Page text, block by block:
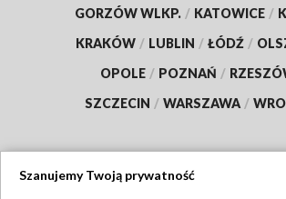
GORZÓW WLKP. / KATOWICE /
KRAKÓW / LUBLIN / ŁÓDŹ /
OPOLE / POZNAŃ /
SZCZECIN / WARSZAWA /
Szanujemy Twoją prywatność